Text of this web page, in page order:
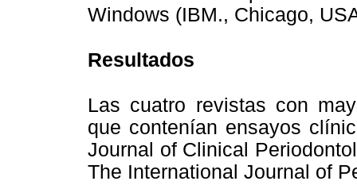
Windows (IBM., Chicago,
Resultados
Las cuatro revistas con
que contenían ensayos
Journal of Clinical
The International Journal of